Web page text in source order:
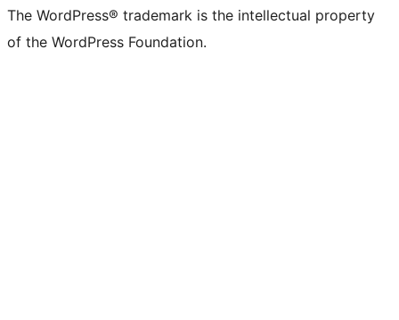
The WordPress® trademark is the intellectual property
of the WordPress Foundation.